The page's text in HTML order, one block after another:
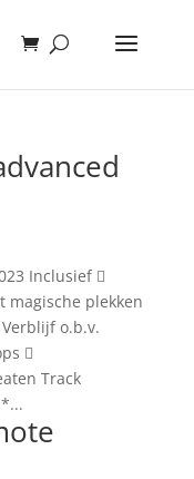
Inclusief 
magische plekken
o.b.v.

Track